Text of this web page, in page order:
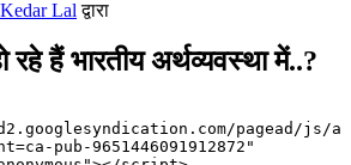
पर
किया
गया
Kedar Lal द्वारा
रहे हैं भारतीय अर्थव्यवस्था में..?
pagead/js/a
pub-9651446091912872"